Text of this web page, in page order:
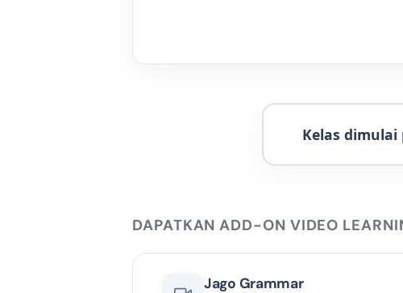
Kelas dimulai
DAPATKAN ADD-ON VIDEO
Jago Grammar